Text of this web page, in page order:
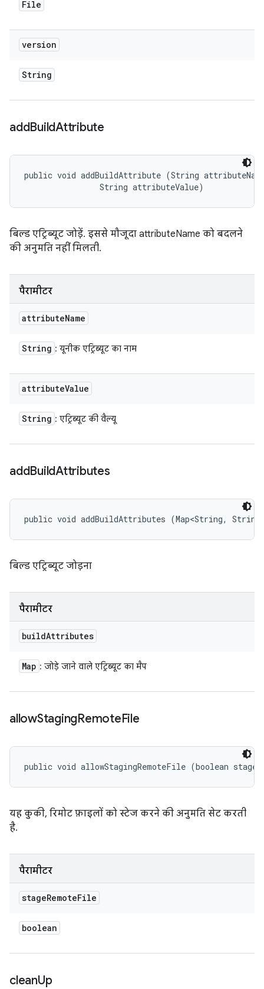
File
version
String
addBuildAttribute
public void addBuildAttribute (String
                String attributeValue)
बिल्ड एट्रिब्यूट जोड़ें. इससे मौजूदा attributeName को बदलने
की अनुमति नहीं मिलती.
पैरामीटर
attributeName
String : यूनीक एट्रिब्यूट का नाम
attributeValue
String : एट्रिब्यूट की वैल्यू
addBuildAttributes
public void addBuildAttributes (Map<String,
बिल्ड एट्रिब्यूट जोड़ना
पैरामीटर
buildAttributes
Map : जोड़े जाने वाले एट्रिब्यूट का मैप
allowStagingRemoteFile
public void allowStagingRemoteFile (boolean
यह कुकी, रिमोट फ़ाइलों को स्टेज करने की अनुमति सेट करती
है.
पैरामीटर
stageRemoteFile
boolean
cleanUp